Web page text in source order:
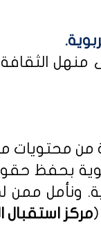
الثقافة
من محتويات
بحفظ
. ونأمل ممن
مركز استقبال